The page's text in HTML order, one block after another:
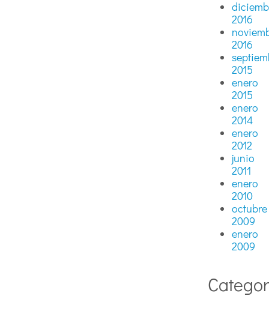
2016
2016
2015
enero
2015
enero
2014
enero
2012
junio
2011
enero
2010
octubre
2009
enero
2009